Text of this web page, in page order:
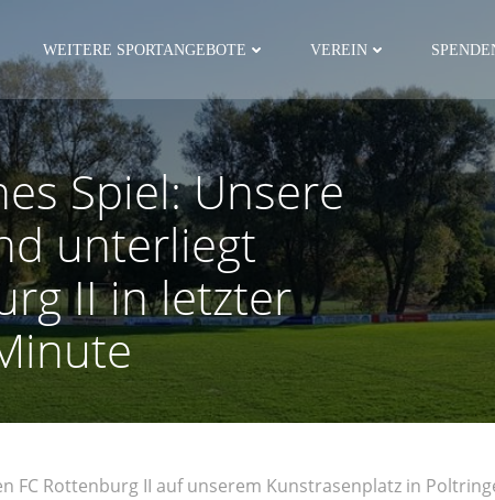
WEITERE SPORTANGEBOTE VEREIN
Spiel: Unsere
unterliegt
II in letzter
Rottenburg II auf unserem Kunstrasenplatz in